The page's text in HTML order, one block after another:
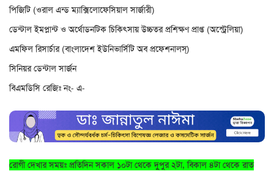
পিজিটি (ওরাল এন্ড ম্যাক্সিলোফেসিয়াল সার্জারী)
ডেন্টাল ইমপ্লান্ট ও অর্থোডনটিক চিকিৎসায় উচ্চতর প্রশিক্ষণ প্রাপ্ত (অস্ট্রেলিয়া)
এমফিল রিসার্চার (বাংলাদেশ ইউনিভার্সিটি অব প্রফেশনালস্‌)
সিনিয়র ডেন্টাল সার্জন
বিএমডিসি রেজিঃ নং- এ-
রোগী দেখার সময়ঃ প্রতিদিন সকাল ১০টা থেকে দুপুর ২টা, বিকাল ৪টা থেকে রাত